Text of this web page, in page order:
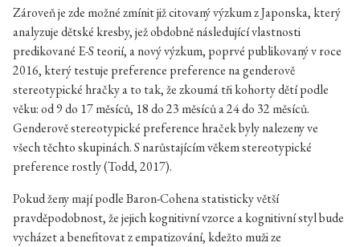
Zároveň je zde možné zmínit již citovaný výzkum z Japonska, který
analyzuje dětské kresby, jež obdobně následující vlastnosti
predikované E-S teorií, a nový výzkum, poprvé publikovaný v roce
2016, který testuje preference preference na genderově
stereotypické hračky a to tak, že zkoumá tři kohorty dětí podle
věku: od 9 do 17 měsíců, 18 do 23 měsíců a 24 do 32 měsíců.
Genderově stereotypické preference hraček byly nalezeny ve
všech těchto skupinách. S narůstajícím věkem stereotypické
preference rostly (Todd, 2017).
Pokud ženy mají podle Baron-Cohena statisticky větší
pravděpodobnost, že jejich kognitivní vzorce a kognitivní styl bude
vycházet a benefitovat z empatizování, kdežto muži ze